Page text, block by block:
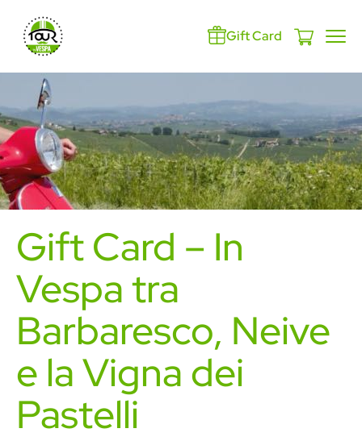
Gift Card
Gift Card – In
Vespa tra
Barbaresco, Neive
e la Vigna dei
Pastelli